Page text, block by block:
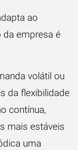
ao
empresa é
volátil ou
da flexibilidade
contínua,
mais estáveis
uma